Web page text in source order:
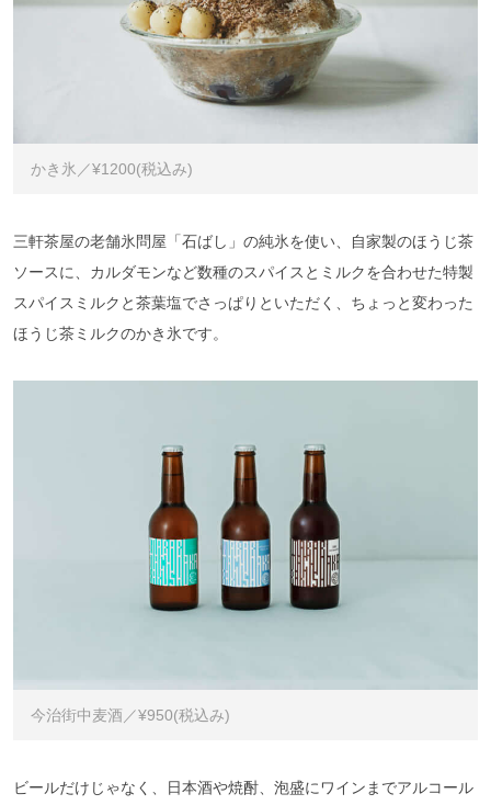
かき氷／¥1200(税込み)
三軒茶屋の老舗氷問屋「石ばし」の純氷を使い、自家製のほうじ茶
ソースに、カルダモンなど数種のスパイスとミルクを合わせた特製
スパイスミルクと茶葉塩でさっぱりといただく、ちょっと変わった
ほうじ茶ミルクのかき氷です。
今治街中麦酒／¥950(税込み)
ビールだけじゃなく、日本酒や焼酎、泡盛にワインまでアルコール